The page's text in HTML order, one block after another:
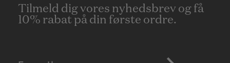
Tilmeld dig vores nyhedsbrev og få
10% rabat på din første ordre.